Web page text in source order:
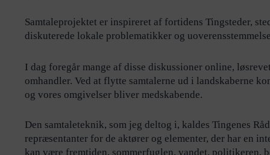
Samtaleprojektet er inspireret af fortidens Tingsteder,
diskuterede lokale problematikker og
I dag foregår mange af disse diskussioner online,
omhandler. Ved at flytte samtalerne ud i landskaberne
og vores omgivelser bliver medskabende.
Den samtaleteknik, som jeg deltog i, kaldes Tingenes
repræsentanter for de aktører og elementer, der har en
kan være fremtiden, sommerfuglen, vandet, politikeren,